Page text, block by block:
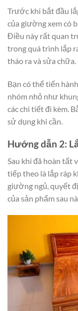
Trước khi bắt đầu
của giường xem có
Điều này rất quan
trong quá trình lắp
tháo ra và sửa chữa.
Bạn có thể tiến
nhóm nhỏ như
các chi tiết đi kèm.
sử dụng khi cần.
Hướng dẫn 2:
Sau khi đã hoàn tất
tiếp theo là lắp ráp
giường ngủ, quyết
của sản phẩm sau